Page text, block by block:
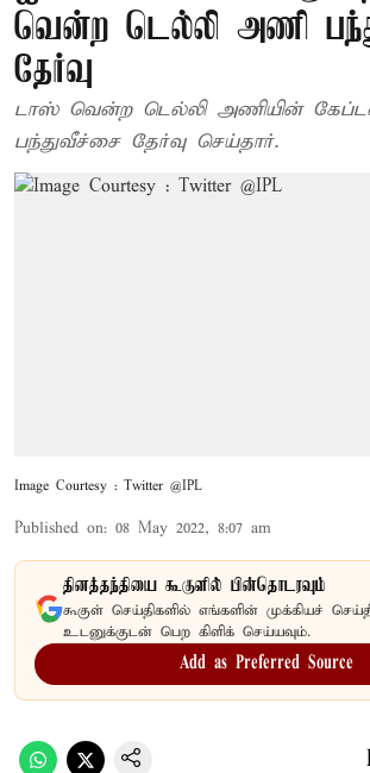
வென்ற டெல்லி அணி
தேர்வு
டாஸ் வென்ற டெல்லி அணியின்
பந்துவீச்சை தேர்வு செய்தார்.
Image Courtesy : Twitter @IPL
Published on: 08 May 2022, 8:07 am
தினத்தந்தியை கூகுளில் பின்தொடரவும்
கூகுள் செய்திகளில் எங்களின் முக்கியச்
உடனுக்குடன் பெற கிளிக் செய்யவும்.
Add as Preferred Source